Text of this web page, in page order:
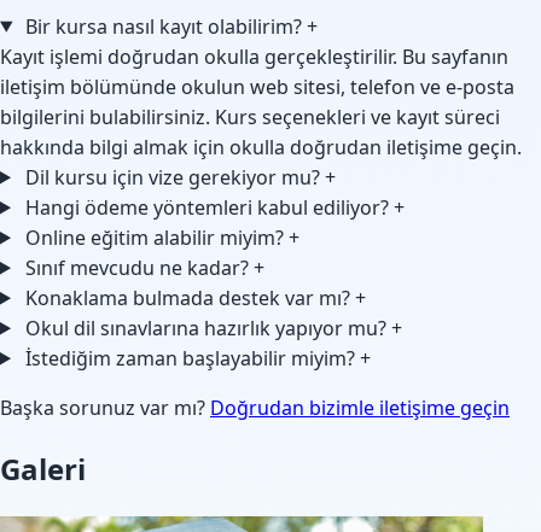
Bir kursa nasıl kayıt olabilirim?+
Kayıt işlemi doğrudan okulla gerçekleştirilir. Bu sayfanın
iletişim bölümünde okulun web sitesi, telefon ve e-posta
bilgilerini bulabilirsiniz. Kurs seçenekleri ve kayıt süreci
hakkında bilgi almak için okulla doğrudan iletişime geçin.
Dil kursu için vize gerekiyor mu?+
Hangi ödeme yöntemleri kabul ediliyor?+
Online eğitim alabilir miyim?+
Sınıf mevcudu ne kadar?+
Konaklama bulmada destek var mı?+
Okul dil sınavlarına hazırlık yapıyor mu?+
İstediğim zaman başlayabilir miyim?+
Başka sorunuz var mı? Doğrudan bizimle iletişime geçin
Galeri